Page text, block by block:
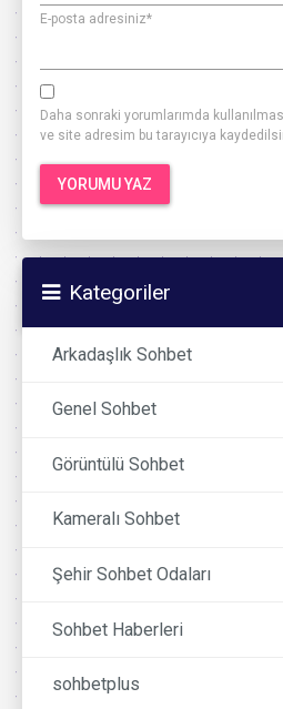
E-posta adresiniz*
Daha sonraki yorumlarımda
ve site adresim bu tarayıcıya
Kategoriler
Arkadaşlık Sohbet
Genel Sohbet
Görüntülü Sohbet
Kameralı Sohbet
Şehir Sohbet Odaları
Sohbet Haberleri
sohbetplus